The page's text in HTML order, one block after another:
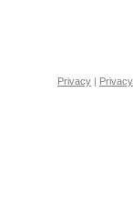
Privacy |